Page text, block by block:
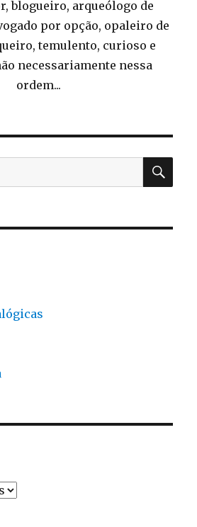
blogueiro, arqueólogo de
por opção, opaleiro de
temulento, curioso e
necessariamente nessa
ordem...